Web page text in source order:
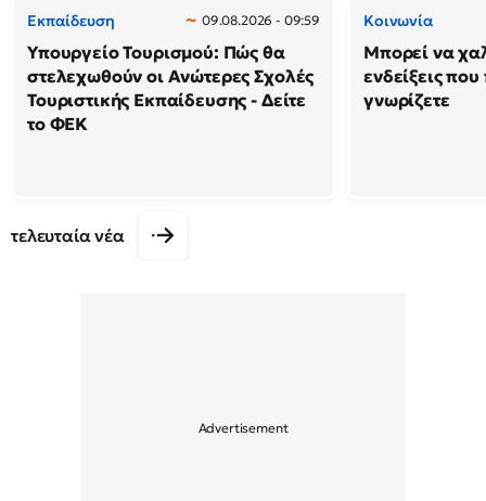
Εκπαίδευση 09.08.2026 - 09:59
Υπουργείο Τουρισμού: Πώς θα
στελεχωθούν οι Ανώτερες Σχολές
Τουριστικής Εκπαίδευσης - Δείτε
το ΦΕΚ
Κοινωνία
Μπορεί να
ενδείξεις
γνωρίζετε
τελευταία νέα